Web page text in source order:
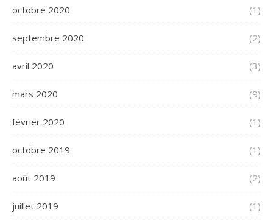
octobre 2020 (1)
septembre 2020 (2)
avril 2020 (3)
mars 2020 (9)
février 2020 (1)
octobre 2019 (1)
août 2019 (2)
juillet 2019 (1)